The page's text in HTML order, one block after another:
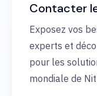
Contacter
Exposez vos
experts et
pour les
mondiale de